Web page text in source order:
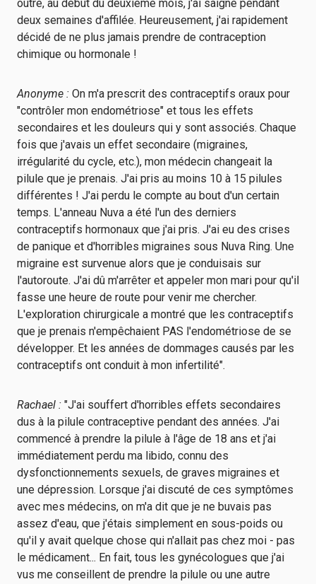
outre, au début du deuxième mois, j'ai saigné pendant
deux semaines d'affilée. Heureusement, j'ai rapidement
décidé de ne plus jamais prendre de contraception
chimique ou hormonale !
Anonyme : On m'a prescrit des contraceptifs oraux pour
"contrôler mon endométriose" et tous les effets
secondaires et les douleurs qui y sont associés. Chaque
fois que j'avais un effet secondaire (migraines,
irrégularité du cycle, etc.), mon médecin changeait la
pilule que je prenais. J'ai pris au moins 10 à 15 pilules
différentes ! J'ai perdu le compte au bout d'un certain
temps. L'anneau Nuva a été l'un des derniers
contraceptifs hormonaux que j'ai pris. J'ai eu des crises
de panique et d'horribles migraines sous Nuva Ring. Une
migraine est survenue alors que je conduisais sur
l'autoroute. J'ai dû m'arrêter et appeler mon mari pour qu'il
fasse une heure de route pour venir me chercher.
L'exploration chirurgicale a montré que les contraceptifs
que je prenais n'empêchaient PAS l'endométriose de se
développer. Et les années de dommages causés par les
contraceptifs ont conduit à mon infertilité".
Rachael : "J'ai souffert d'horribles effets secondaires
dus à la pilule contraceptive pendant des années. J'ai
commencé à prendre la pilule à l'âge de 18 ans et j'ai
immédiatement perdu ma libido, connu des
dysfonctionnements sexuels, de graves migraines et
une dépression. Lorsque j'ai discuté de ces symptômes
avec mes médecins, on m'a dit que je ne buvais pas
assez d'eau, que j'étais simplement en sous-poids ou
qu'il y avait quelque chose qui n'allait pas chez moi - pas
le médicament... En fait, tous les gynécologues que j'ai
vus me conseillent de prendre la pilule ou une autre